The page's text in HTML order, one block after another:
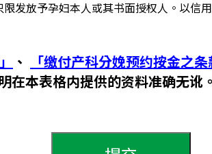
发放予孕妇本人或其书面授权人。以信
、 「缴付产科分娩预约按金之条
在本表格内提供的资料准确无讹。